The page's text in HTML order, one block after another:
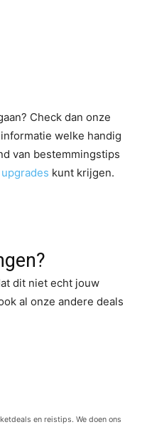
Check dan onze
welke handig
van bestemmingstips
kunt krijgen.
dit niet echt jouw
al onze andere deals
en reistips. We doen ons